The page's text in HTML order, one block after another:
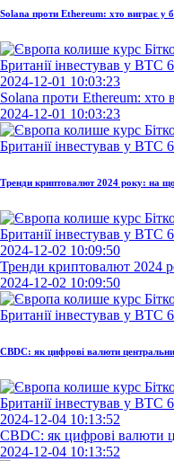
Solana проти Ethereum: хто виграє у
2024-12-01 10:03:23
Solana проти Ethereum: хто
2024-12-01 10:03:23
Тренди криптовалют 2024 року: на
2024-12-02 10:09:50
Тренди криптовалют 2024
2024-12-02 10:09:50
CBDC: як цифрові валюти
2024-12-04 10:13:52
CBDC: як цифрові валюти
2024-12-04 10:13:52